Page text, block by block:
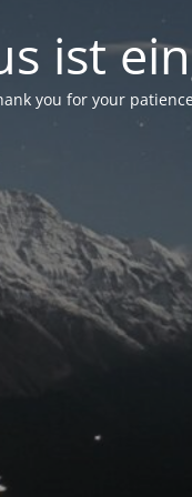
ist
you for your